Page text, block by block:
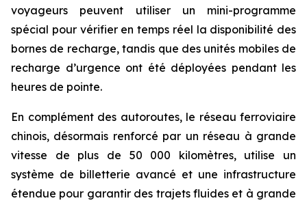
voyageurs peuvent utiliser un mini-programme
spécial pour vérifier en temps réel la disponibilité des
bornes de recharge, tandis que des unités mobiles de
recharge d’urgence ont été déployées pendant les
heures de pointe.
En complément des autoroutes, le réseau ferroviaire
chinois, désormais renforcé par un réseau à grande
vitesse de plus de 50 000 kilomètres, utilise un
système de billetterie avancé et une infrastructure
étendue pour garantir des trajets fluides et à grande